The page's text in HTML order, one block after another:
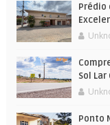
Prédio
Sol
Ponto